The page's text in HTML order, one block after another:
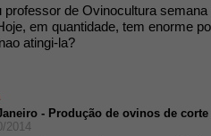
professor de Ovinocultura
em quantidade, tem enorme
atingi-la?
- Produção de ovinos de corte
2014